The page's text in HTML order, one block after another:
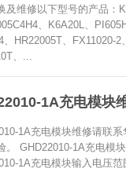
及维修以下型号的产品：
、K6A20L、
、HR22005T、FX11020-2
、...
1A充电模块
1A充电模块维修请联
。 GHD22010-1A充电模
1A充电模块输入电压范